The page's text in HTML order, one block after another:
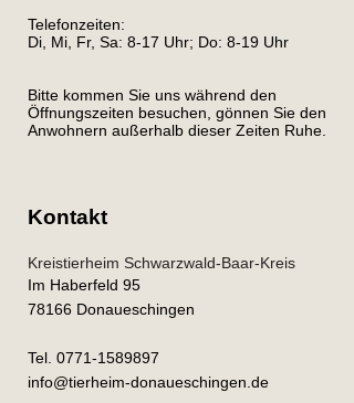
Telefonzeiten:
Di, Mi, Fr, Sa: 8-17 Uhr; Do: 8-19 Uhr
Bitte kommen Sie uns während den
Öffnungszeiten besuchen, gönnen Sie den
Anwohnern außerhalb dieser Zeiten Ruhe.
Kontakt
Kreistierheim Schwarzwald-Baar-Kreis
Im Haberfeld 95
78166 Donaueschingen
Tel. 0771-1589897
info@tierheim-donaueschingen.de